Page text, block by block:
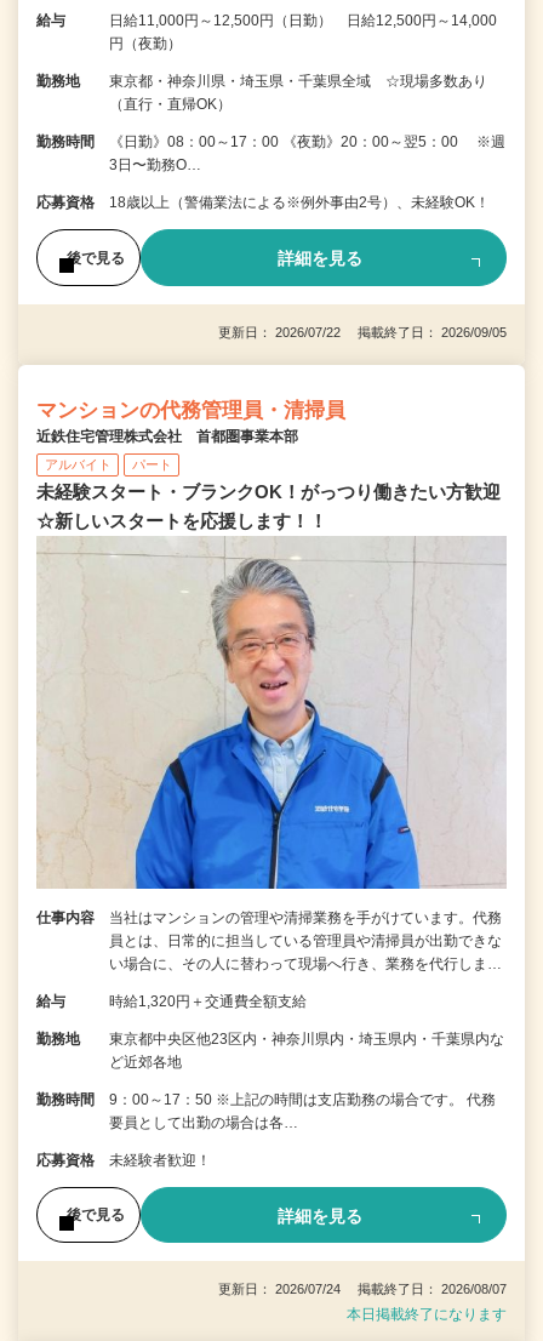
給与
日給11,000円～12,500円（日勤） 日給12,500円～14,000
円（夜勤）
勤務地
東京都・神奈川県・埼玉県・千葉県全域 ☆現場多数あり
（直行・直帰OK）
勤務時間
《日勤》08：00～17：00 《夜勤》20：00～翌5：00 ※週
3日〜勤務O…
応募資格 18歳以上（警備業法による※例外事由2号）、未経験OK！
後で見る 詳細を見る
更新日： 2026/07/22 掲載終了日： 2026/09/05
マンションの代務管理員・清掃員
近鉄住宅管理株式会社 首都圏事業本部
アルバイト パート
未経験スタート・ブランクOK！がっつり働きたい方歓迎
☆新しいスタートを応援します！！
仕事内容
当社はマンションの管理や清掃業務を手がけています。代務
員とは、日常的に担当している管理員や清掃員が出勤できな
い場合に、その人に替わって現場へ行き、業務を代行しま…
給与 時給1,320円＋交通費全額支給
勤務地
東京都中央区他23区内・神奈川県内・埼玉県内・千葉県内な
ど近郊各地
勤務時間
9：00～17：50 ※上記の時間は支店勤務の場合です。 代務
要員として出勤の場合は各…
応募資格 未経験者歓迎！
後で見る 詳細を見る
更新日： 2026/07/24 掲載終了日： 2026/08/07
本日掲載終了になります